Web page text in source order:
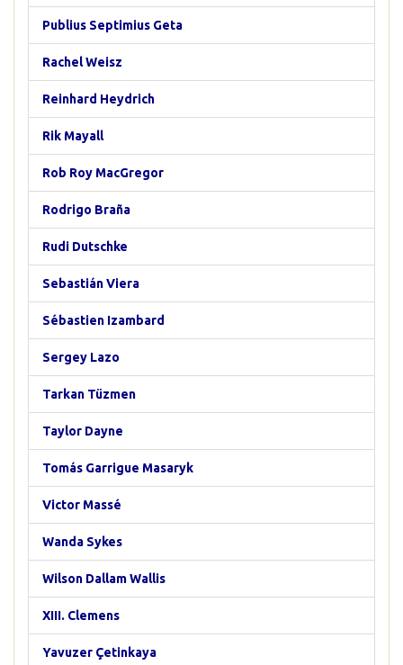
Publius Septimius Geta
Rachel Weisz
Reinhard Heydrich
Rik Mayall
Rob Roy MacGregor
Rodrigo Braña
Rudi Dutschke
Sebastián Viera
Sébastien Izambard
Sergey Lazo
Tarkan Tüzmen
Taylor Dayne
Tomás Garrigue Masaryk
Victor Massé
Wanda Sykes
Wilson Dallam Wallis
XIII. Clemens
Yavuzer Çetinkaya